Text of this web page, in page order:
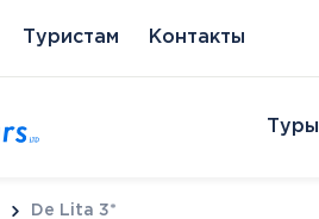
Туристам Контакты
Туры
De Lita 3*